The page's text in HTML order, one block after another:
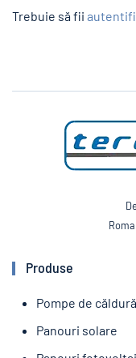
Trebuie să fii
Produse
Pompe de căldură
Panouri solare